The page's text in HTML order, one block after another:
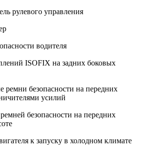
рулевого управления
водителя
ISOFIX на задних боковых
ремни безопасности на передних
усилий
безопасности на передних
к запуску в холодном климате